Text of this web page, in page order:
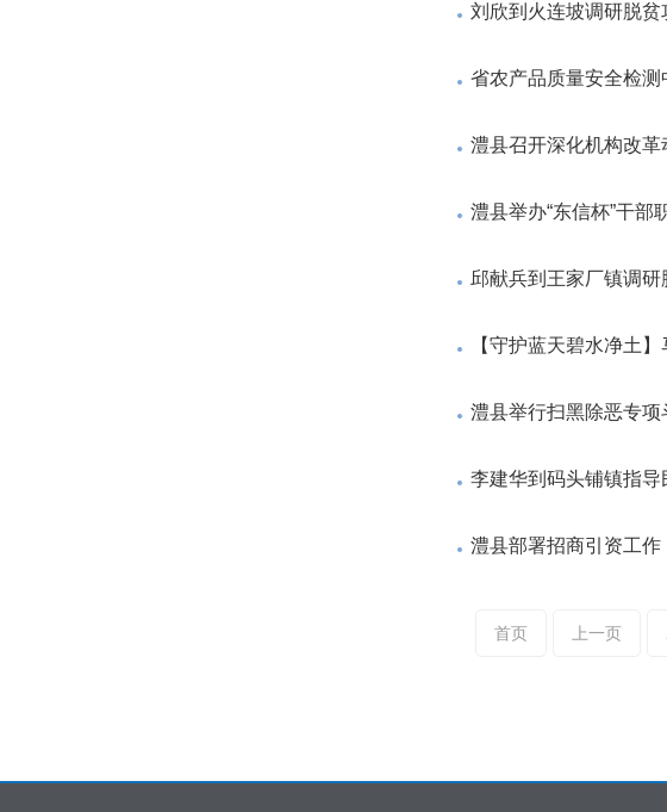
刘欣到火连坡调研脱
省农产品质量安全检
澧县召开深化机构改革
澧县举办“东信杯”干部
邱献兵到王家厂镇调研
【守护蓝天碧水净土
澧县举行扫黑除恶专项
李建华到码头铺镇指
澧县部署招商引资工作
首页 上一页